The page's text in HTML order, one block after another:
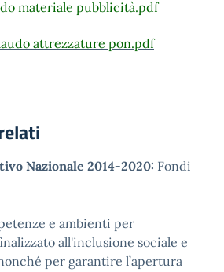
materiale pubblicità.pdf
attrezzature pon.pdf
Nazionale 2014-2020: Fondi
e ambienti per
all'inclusione sociale e
per garantire l’apertura